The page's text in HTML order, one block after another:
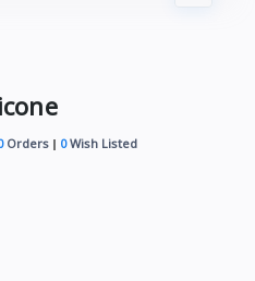
Orders 0Wish Listed